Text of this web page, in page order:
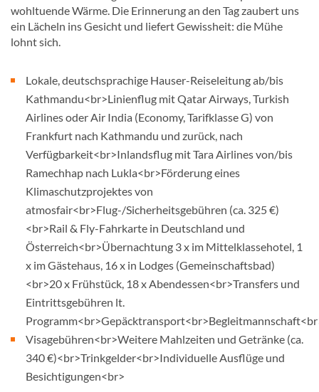
wohltuende Wärme. Die Erinnerung an den Tag zaubert uns
ein Lächeln ins Gesicht und liefert Gewissheit: die Mühe
lohnt sich.
Lokale, deutschsprachige Hauser-Reiseleitung ab/bis
Kathmandu<br>Linienflug mit Qatar Airways, Turkish
Airlines oder Air India (Economy, Tarifklasse G) von
Frankfurt nach Kathmandu und zurück, nach
Verfügbarkeit<br>Inlandsflug mit Tara Airlines von/bis
Ramechhap nach Lukla<br>Förderung eines
Klimaschutzprojektes von
atmosfair<br>Flug-/Sicherheitsgebühren (ca. 325 €)
<br>Rail & Fly-Fahrkarte in Deutschland und
Österreich<br>Übernachtung 3 x im Mittelklassehotel, 1
x im Gästehaus, 16 x in Lodges (Gemeinschaftsbad)
<br>20 x Frühstück, 18 x Abendessen<br>Transfers und
Eintrittsgebühren lt.
Visagebühren<br>Weitere Mahlzeiten und Getränke (ca.
340 €)<br>Trinkgelder<br>Individuelle Ausflüge und
Besichtigungen<br>